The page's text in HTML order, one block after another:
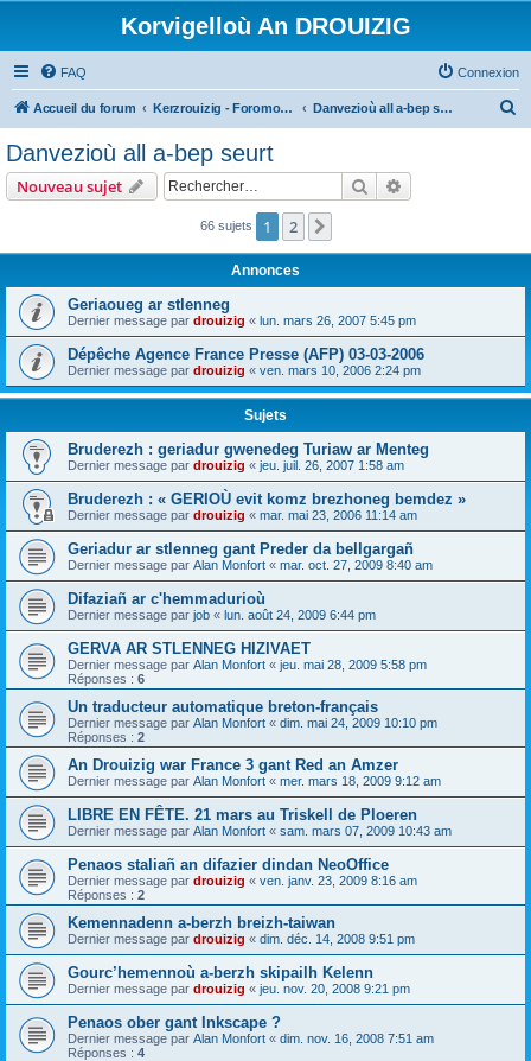
Korvigelloù An DROUIZIG
FAQ Connexion
Accueil du forum Kerzrouizig - Foromoù An Drouizig Danvezioù all a-bep seurt
e
Danvezioù all a-bep seurt
Nouveau sujet Rechercher
66 sujets 1 2
Annonces
Geriaoueg ar stlenneg
Dernier message par drouizig « lun. mars 26, 2007 5:45 pm
Dépêche Agence France Presse (AFP) 03-03-2006
Dernier message par drouizig « ven. mars 10, 2006 2:24 pm
Sujets
Bruderezh : geriadur gwenedeg Turiaw ar Menteg
Dernier message par drouizig « jeu. juil. 26, 2007 1:58 am
Bruderezh : « GERIOÙ evit komz brezhoneg bemdez »
Dernier message par drouizig « mar. mai 23, 2006 11:14 am
Geriadur ar stlenneg gant Preder da bellgargañ
Dernier message par Alan Monfort « mar. oct. 27, 2009 8:40 am
Difaziañ ar c'hemmadurioù
Dernier message par job « lun. août 24, 2009 6:44 pm
GERVA AR STLENNEG HIZIVAET
Dernier message par Alan Monfort « jeu. mai 28, 2009 5:58 pm
Réponses : 6
Un traducteur automatique breton-français
Dernier message par Alan Monfort « dim. mai 24, 2009 10:10 pm
Réponses : 2
An Drouizig war France 3 gant Red an Amzer
Dernier message par Alan Monfort « mer. mars 18, 2009 9:12 am
LIBRE EN FÊTE. 21 mars au Triskell de Ploeren
Dernier message par Alan Monfort « sam. mars 07, 2009 10:43 am
Penaos staliañ an difazier dindan NeoOffice
Dernier message par drouizig « ven. janv. 23, 2009 8:16 am
Réponses : 2
Kemennadenn a-berzh breizh-taiwan
Dernier message par drouizig « dim. déc. 14, 2008 9:51 pm
Gourc’hemennoù a-berzh skipailh Kelenn
Dernier message par drouizig « jeu. nov. 20, 2008 9:21 pm
Penaos ober gant Inkscape ?
Dernier message par Alan Monfort « dim. nov. 16, 2008 7:51 am
Réponses : 4